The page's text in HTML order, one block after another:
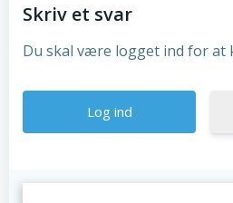
Skriv et svar
Du skal være logget ind for at